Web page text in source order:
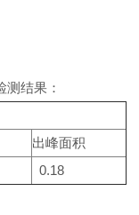
结果：
出峰面积
0.18